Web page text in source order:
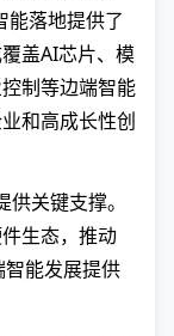
能落地提供了
盖AI芯片、模
制等边端智能
和高成长性创
关键支撑。
生态，推动
智能发展提供